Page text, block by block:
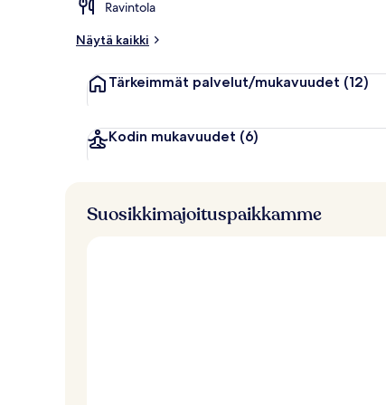
Ravintola
Näytä kaikki
Tärkeimmät palvelut/mukavuudet (12)
Kodin mukavuudet (6)
Suosikkimajoituspaikkamme